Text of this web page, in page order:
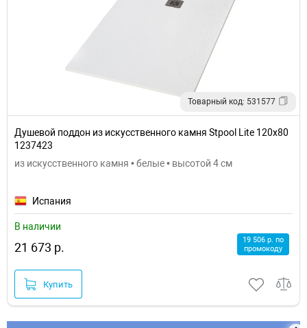
Товарный код: 531577
Душевой поддон из искусственного камня Stpool Lite 120х80
1237423
из искусственного камня • белые • высотой 4 см
Испания
В наличии
21 673 р.
19 506 р. по
промокоду
Купить